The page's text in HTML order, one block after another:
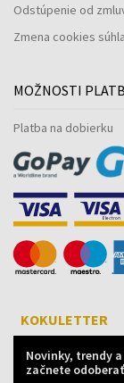
Odstúpenie od
Zmena cookies
MOŽNOSTI
Platba na dobierku
KOKULETTER
Novinky, trendy
začnete